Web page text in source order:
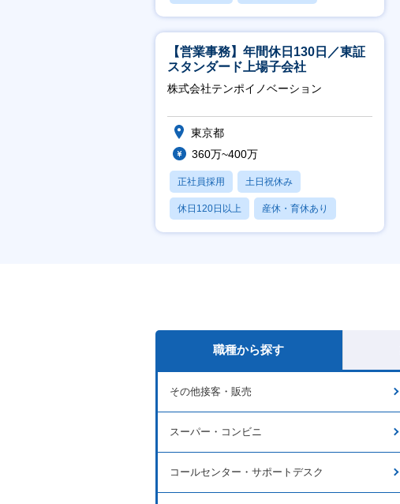
産休・育休あり
【営業事務】年間休日130日／東証
スタンダード上場子会社
株式会社テンポイノベーション
東京都
360万~400万
正社員採用 土日祝休み
休日120日以上 産休・育休あり
賞与あり
職種から探す
その他接客・販売
スーパー・コンビニ
コールセンター・サポートデスク